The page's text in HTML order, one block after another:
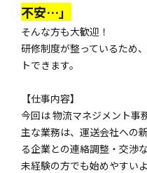
不安…」
そんな方も大歓迎！
研修制度が整っているため
トできます。
【仕事内容】
今回は 物流マネジメント事
主な業務は、運送会社への
る企業との連絡調整・交渉
未経験の方でも始めやすい